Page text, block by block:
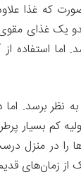
که غذا
کدو یک
اما استفاده
برسد. اما
کم بسیار
را در منزل
از زمان‌های